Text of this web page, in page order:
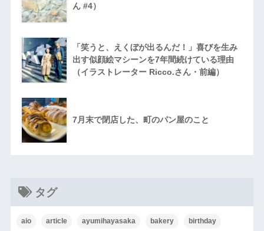
ん #4）
「笑うと、えくぼが出るんだ！」喜びを生み
出す似顔絵マシーンを7年間続けている理由
（イラストレーター Ricco.さん・前編）
7月末で閉店した、町のパン屋のこと
タグ
aio article ayumihayasaka bakery birthday